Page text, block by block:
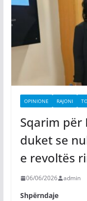
OPINIONE RAJONI
Sqarim për
duket se
e revoltës
06/06/2026 admin
Shpërndaje